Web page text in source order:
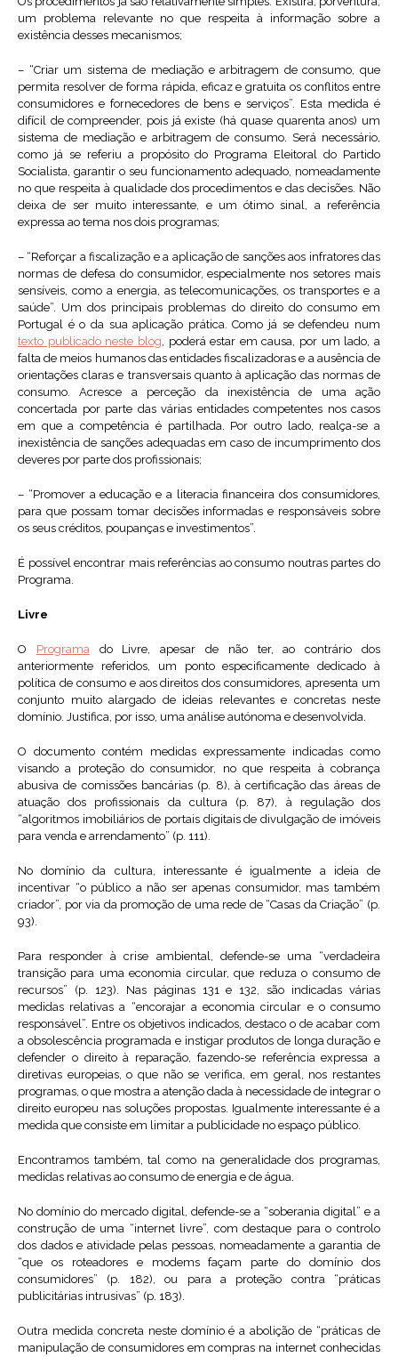
um problema relevante no que respeita à informação sobre a
existência desses mecanismos;
– “Criar um sistema de mediação e arbitragem de consumo, que
permita resolver de forma rápida, eficaz e gratuita os conflitos entre
consumidores e fornecedores de bens e serviços”. Esta medida é
difícil de compreender, pois já existe (há quase quarenta anos) um
sistema de mediação e arbitragem de consumo. Será necessário,
como já se referiu a propósito do Programa Eleitoral do Partido
Socialista, garantir o seu funcionamento adequado, nomeadamente
no que respeita à qualidade dos procedimentos e das decisões. Não
deixa de ser muito interessante, e um ótimo sinal, a referência
expressa ao tema nos dois programas;
– “Reforçar a fiscalização e a aplicação de sanções aos infratores das
normas de defesa do consumidor, especialmente nos setores mais
sensíveis, como a energia, as telecomunicações, os transportes e a
saúde”. Um dos principais problemas do direito do consumo em
Portugal é o da sua aplicação prática. Como já se defendeu num
texto publicado neste blog, poderá estar em causa, por um lado, a
falta de meios humanos das entidades fiscalizadoras e a ausência de
orientações claras e transversais quanto à aplicação das normas de
consumo. Acresce a perceção da inexistência de uma ação
concertada por parte das várias entidades competentes nos casos
em que a competência é partilhada. Por outro lado, realça-se a
inexistência de sanções adequadas em caso de incumprimento dos
deveres por parte dos profissionais;
– “Promover a educação e a literacia financeira dos consumidores,
para que possam tomar decisões informadas e responsáveis sobre
os seus créditos, poupanças e investimentos”.
É possível encontrar mais referências ao consumo noutras partes do
Programa.
Livre
O Programado Livre, apesar de não ter, ao contrário dos
anteriormente referidos, um ponto especificamente dedicado à
política de consumo e aos direitos dos consumidores, apresenta um
conjunto muito alargado de ideias relevantes e concretas neste
domínio. Justifica, por isso, uma análise autónoma e desenvolvida.
O documento contém medidas expressamente indicadas como
visando a proteção do consumidor, no que respeita à cobrança
abusiva de comissões bancárias (p. 8), à certificação das áreas de
atuação dos profissionais da cultura (p. 87), à regulação dos
“algoritmos imobiliários de portais digitais de divulgação de imóveis
para venda e arrendamento” (p. 111).
No domínio da cultura, interessante é igualmente a ideia de
incentivar “o público a não ser apenas consumidor, mas também
criador”, por via da promoção de uma rede de “Casas da Criação” (p.
93).
Para responder à crise ambiental, defende-se uma “verdadeira
transição para uma economia circular, que reduza o consumo de
recursos” (p. 123). Nas páginas 131 e 132, são indicadas várias
medidas relativas a “encorajar a economia circular e o consumo
responsável”. Entre os objetivos indicados, destaco o de acabar com
a obsolescência programada e instigar produtos de longa duração e
defender o direito à reparação, fazendo-se referência expressa a
diretivas europeias, o que não se verifica, em geral, nos restantes
programas, o que mostra a atenção dada à necessidade de integrar o
direito europeu nas soluções propostas. Igualmente interessante é a
medida que consiste em limitar a publicidade no espaço público.
Encontramos também, tal como na generalidade dos programas,
medidas relativas ao consumo de energia e de água.
No domínio do mercado digital, defende-se a “soberania digital” e a
construção de uma “internet livre”, com destaque para o controlo
dos dados e atividade pelas pessoas, nomeadamente a garantia de
“que os roteadores e modems façam parte do domínio dos
consumidores” (p. 182), ou para a proteção contra “práticas
publicitárias intrusivas” (p. 183).
Outra medida concreta neste domínio é a abolição de “práticas de
manipulação de consumidores em compras na internet conhecidas